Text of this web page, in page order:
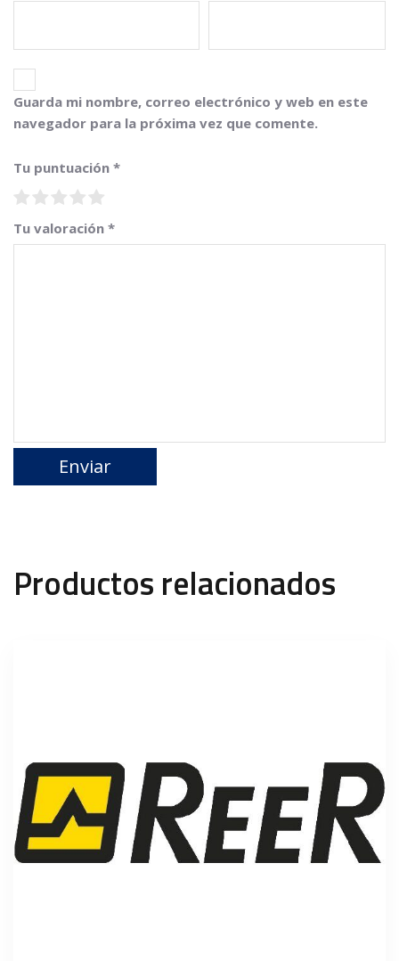
Guarda mi nombre, correo electrónico y web en este
navegador para la próxima vez que comente.
Tu puntuación *
Tu valoración *
Productos relacionados